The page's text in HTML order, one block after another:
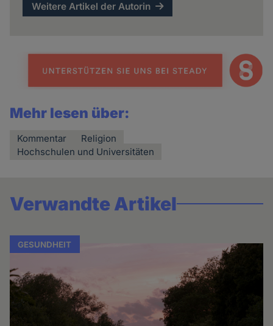
Weitere Artikel der Autorin
Mehr lesen über:
Kommentar
Religion
Hochschulen und Universitäten
Verwandte Artikel
GESUNDHEIT